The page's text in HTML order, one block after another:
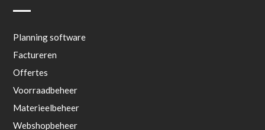
Planning software
Factureren
Offertes
Voorraadbeheer
Materieelbeheer
Webshopbeheer